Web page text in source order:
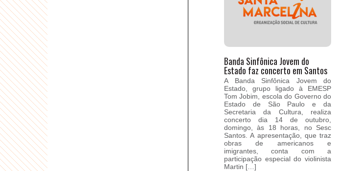
Banda Sinfônica Jovem do
Estado faz concerto em Santos
A Banda Sinfônica Jovem do
Estado, grupo ligado à EMESP
Tom Jobim, escola do Governo do
Estado de São Paulo e da
Secretaria da Cultura, realiza
concerto dia 14 de outubro,
domingo, às 18 horas, no Sesc
Santos. A apresentação, que traz
obras de americanos e
imigrantes, conta com a
participação especial do violinista
Martin […]